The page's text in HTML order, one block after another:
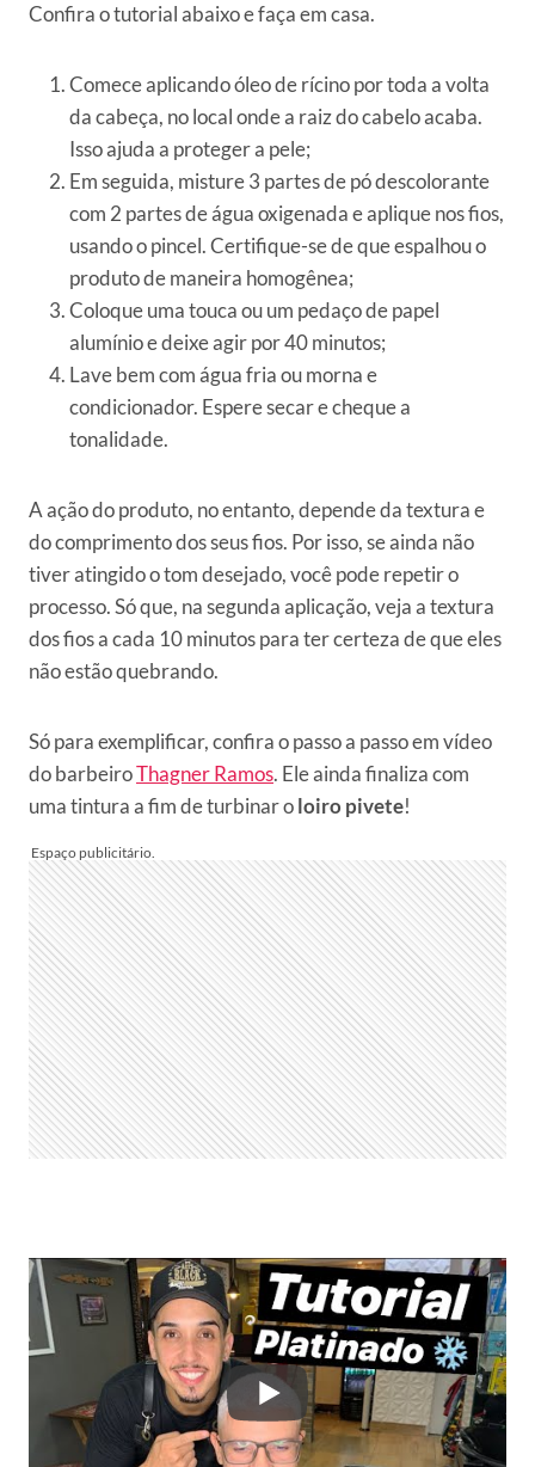
Confira o tutorial abaixo e faça em casa.
Comece aplicando óleo de rícino por toda a volta
da cabeça, no local onde a raiz do cabelo acaba.
Isso ajuda a proteger a pele;
Em seguida, misture 3 partes de pó descolorante
com 2 partes de água oxigenada e aplique nos fios,
usando o pincel. Certifique-se de que espalhou o
produto de maneira homogênea;
Coloque uma touca ou um pedaço de papel
alumínio e deixe agir por 40 minutos;
Lave bem com água fria ou morna e
condicionador. Espere secar e cheque a
tonalidade.
A ação do produto, no entanto, depende da textura e
do comprimento dos seus fios. Por isso, se ainda não
tiver atingido o tom desejado, você pode repetir o
processo. Só que, na segunda aplicação, veja a textura
dos fios a cada 10 minutos para ter certeza de que eles
não estão quebrando.
Só para exemplificar, confira o passo a passo em vídeo
do barbeiroThagner Ramos. Ele ainda finaliza com
uma tintura a fim de turbinar oloiro pivete!